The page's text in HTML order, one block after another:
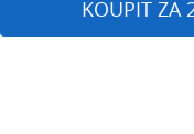
KOUPIT ZA